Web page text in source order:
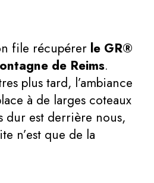
file récupérer le GR®
de Reims.
plus tard, l’ambiance
à de larges coteaux
dur est derrière nous,
n’est que de la